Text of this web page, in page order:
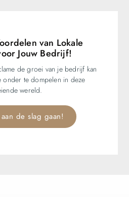
van Lokale
Jouw Bedrijf!
de groei van je bedrijf kan
onder te dompelen in deze
wereld.
de slag gaan!